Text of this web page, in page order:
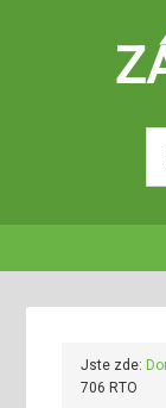
Jste zde:
706 RTO